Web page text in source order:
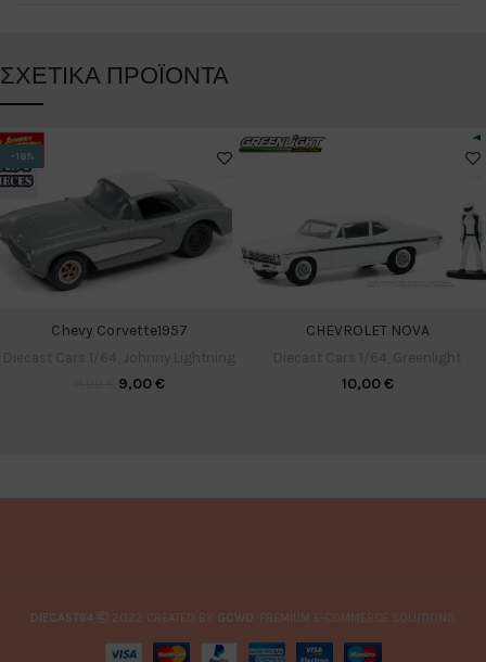
ΣΧΕΤΙΚΆ ΠΡΟΪΌΝΤΑ
-18%
Chevy Corvette1957
9,00€
CHEVROLET NOVA
10,00€
DIECAST64 2022 CREATED BY GCWD . PREMIUM E-COMMERCE SOLUTIONS.